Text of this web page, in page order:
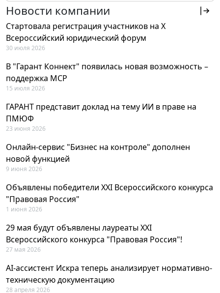
Новости компании
Стартовала регистрация участников на X
Всероссийский юридический форум
30 июля 2026
В "Гарант Коннект" появилась новая возможность –
поддержка MCP
15 июля 2026
ГАРАНТ представит доклад на тему ИИ в праве на
ПМЮФ
23 июня 2026
Онлайн-сервис "Бизнес на контроле" дополнен
новой функцией
9 июня 2026
Объявлены победители XXI Всероссийского конкурса
"Правовая Россия"
1 июня 2026
29 мая будут объявлены лауреаты XXI
Всероссийского конкурса "Правовая Россия"!
27 мая 2026
AI-ассистент Искра теперь анализирует нормативно-
техническую документацию
28 апреля 2026